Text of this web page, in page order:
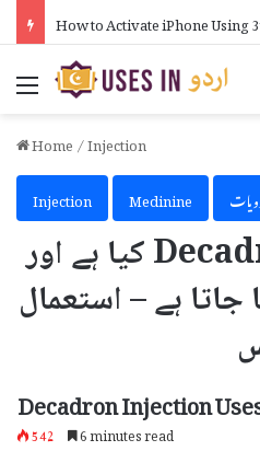
How to Activate iPhone Using
Menu
Home/Injection
Injection
Medinine
Decadron Injection کیا ہے اور
ہے – استعمال
Decadron Injection
542 6 minutes read